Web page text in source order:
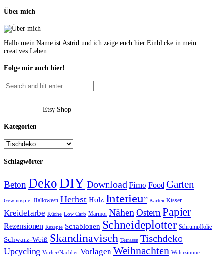
Über mich
Hallo mein Name ist Astrid und ich zeige euch hier Einblicke in mein
creatives Leben
Folge mir auch hier!
Etsy Shop
Kategorien
Schlagwörter
Beton DekoDIYDownload Fimo Food Garten
Gewinnspiel Halloween Herbst Holz Interieur Karten Kissen
Kreidefarbe Küche Low Carb Marmor Nähen Ostern Papier
Rezensionen Rezepte Schablonen Schneideplotter Schrumpffolie
Schwarz-Weiß Skandinavisch Terrasse Tischdeko
Upcycling Vorher/Nachher Vorlagen Weihnachten Wohnzimmer